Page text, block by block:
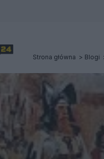
Strona główna Blogi